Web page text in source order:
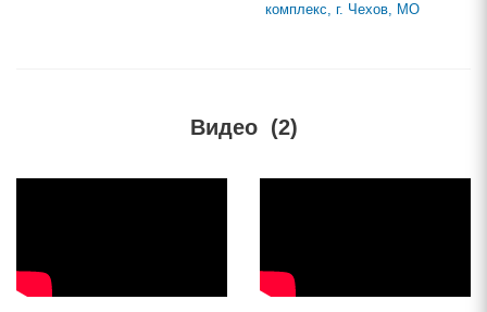
комплекс, г. Чехов, МО
Видео (2)